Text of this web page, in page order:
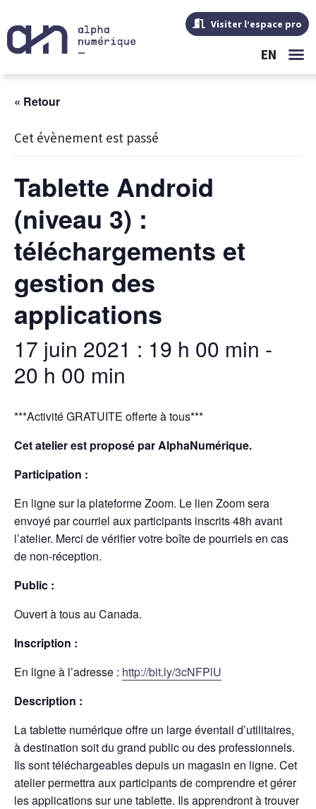
Visiter l’espace pro
EN
« Retour
Cet évènement est passé
Tablette Android
(niveau 3) :
téléchargements et
gestion des
applications
17 juin 2021 : 19 h 00 min -
20 h 00 min
***Activité GRATUITE offerte à tous***
Cet atelier est proposé par AlphaNumérique.
Participation :
En ligne sur la plateforme Zoom. Le lien Zoom sera
envoyé par courriel aux participants inscrits 48h avant
l’atelier. Merci de vérifier votre boîte de pourriels en cas
de non-réception.
Public :
Ouvert à tous au Canada.
Inscription :
En ligne à l’adresse : http://bit.ly/3cNFPlU
Description :
La tablette numérique offre un large éventail d’utilitaires,
à destination soit du grand public ou des professionnels.
Ils sont téléchargeables depuis un magasin en ligne. Cet
atelier permettra aux participants de comprendre et gérer
les applications sur une tablette. Ils apprendront à trouver